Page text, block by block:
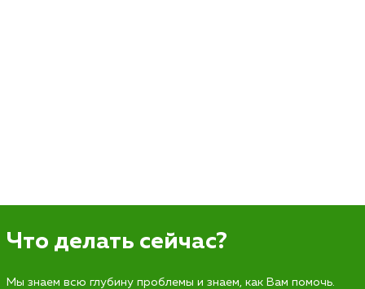
Что делать сейчас?
Мы знаем всю глубину проблемы и знаем, как Вам помочь.